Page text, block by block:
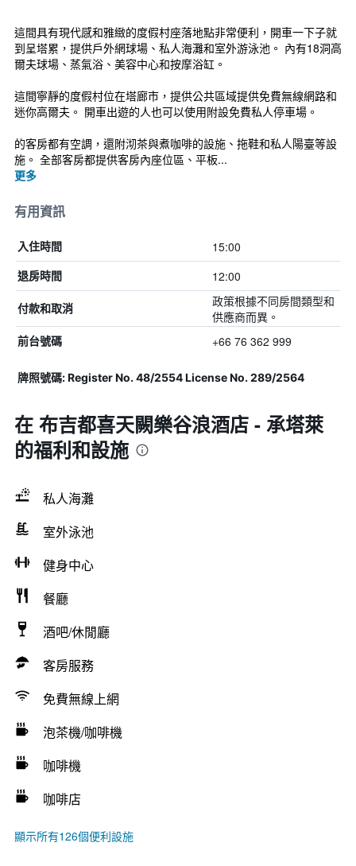
這間具有現代感和雅緻的度假村座落地點非常便利，開車一下子就
到呈塔累，提供戶外網球場、私人海灘和室外游泳池。 內有18洞高
爾夫球場、蒸氣浴、美容中心和按摩浴缸。
這間寧靜的度假村位在塔廊市，提供公共區域提供免費無線網路和
迷你高爾夫。 開車出遊的人也可以使用附設免費私人停車場。
的客房都有空調，還附沏茶與煮咖啡的設施、拖鞋和私人陽臺等設
施。 全部客房都提供客房內座位區、平板...
更多
有用資訊
入住時間 15:00
退房時間 12:00
付款和取消
政策根據不同房間類型和
供應商而異。
前台號碼 +66 76 362 999
牌照號碼: Register No. 48/2554 License No. 289/2564
在 布吉都喜天闕樂谷浪酒店 - 承塔萊
的福利和設施
私人海灘
室外泳池
健身中心
餐廳
酒吧/休閒廳
客房服務
免費無線上網
泡茶機/咖啡機
咖啡機
咖啡店
顯示所有126個便利設施